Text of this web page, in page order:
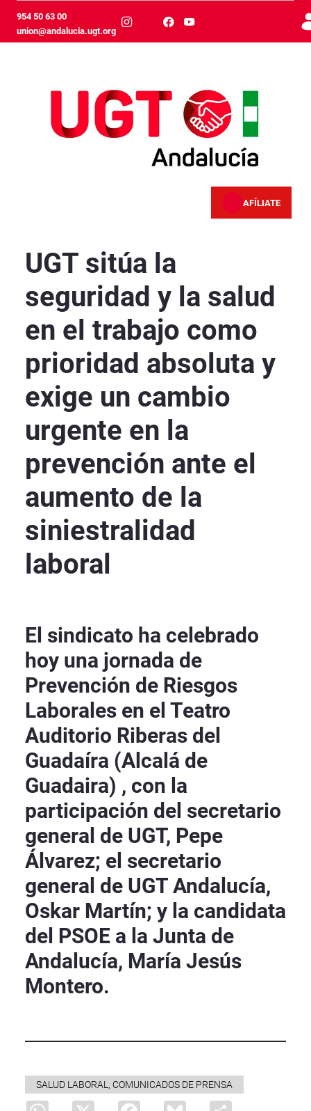
Salta al contingut principal
954 50 63 00
union@andalucia.ugt.org
AFÍLIATE
UGT sitúa la
seguridad y la salud
en el trabajo como
prioridad absoluta y
exige un cambio
urgente en la
prevención ante el
aumento de la
siniestralidad
laboral
El sindicato ha celebrado
hoy una jornada de
Prevención de Riesgos
Laborales en el Teatro
Auditorio Riberas del
Guadaíra (Alcalá de
Guadaira) , con la
participación del secretario
general de UGT, Pepe
Álvarez; el secretario
general de UGT Andalucía,
Oskar Martín; y la candidata
del PSOE a la Junta de
Andalucía, María Jesús
Montero.
SALUD LABORAL, COMUNICADOS DE PRENSA
WhatsApp
X Facebook Bluesky